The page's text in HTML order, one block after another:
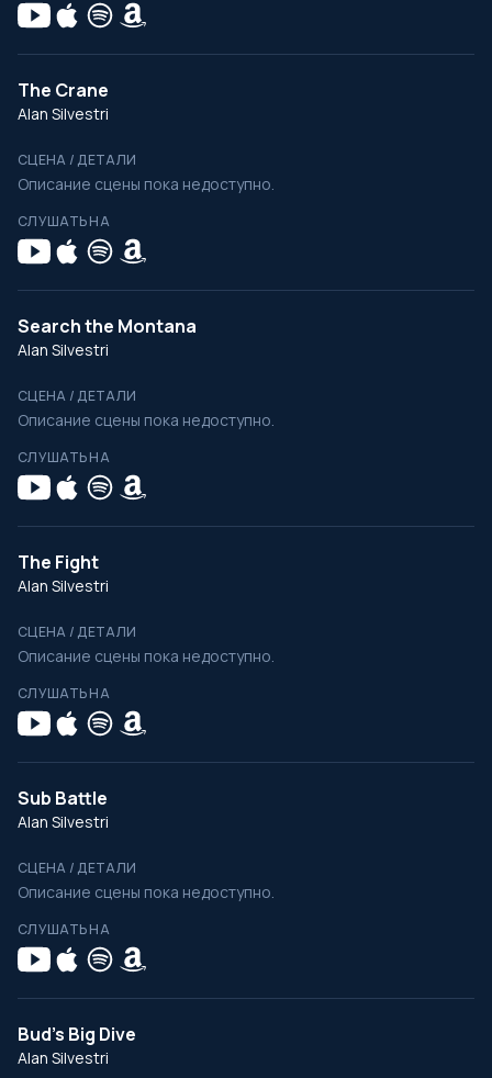
The Crane
Alan Silvestri
СЦЕНА / ДЕТАЛИ
Описание сцены пока недоступно.
СЛУШАТЬ НА
Search the Montana
Alan Silvestri
СЦЕНА / ДЕТАЛИ
Описание сцены пока недоступно.
СЛУШАТЬ НА
The Fight
Alan Silvestri
СЦЕНА / ДЕТАЛИ
Описание сцены пока недоступно.
СЛУШАТЬ НА
Sub Battle
Alan Silvestri
СЦЕНА / ДЕТАЛИ
Описание сцены пока недоступно.
СЛУШАТЬ НА
Bud's Big Dive
Alan Silvestri